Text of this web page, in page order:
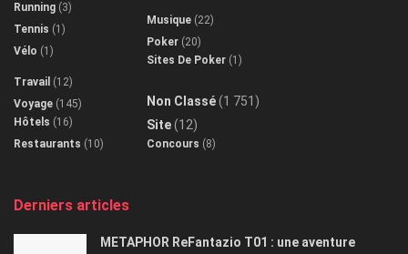
Running (3)
Tennis (1)
Vélo (1)
Travail (12)
Voyage (145)
Hôtels (16)
Restaurants (10)
Musique (22)
Poker (20)
Sites De Poker (1)
Non Classé(1 751)
Site(12)
Concours (8)
Derniers articles
METAPHOR ReFantazio T01 : une aventure